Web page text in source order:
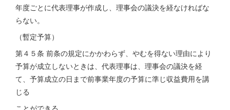
年度ごとに代表理事が作成し、理事会の議決を経なければな
らない。
（暫定予算）
第４５条 前条の規定にかかわらず、やむを得ない理由により
予算が成立しないときは、代表理事は、理事会の議決を経
て、予算成立の日まで前事業年度の予算に準じ収益費用を講
じる
ことができる。